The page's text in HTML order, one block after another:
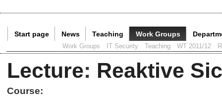
Start page News Teaching Work Groups
Work Groups IT Security Teaching WT 2011/12
Lecture: Reaktive
Course: